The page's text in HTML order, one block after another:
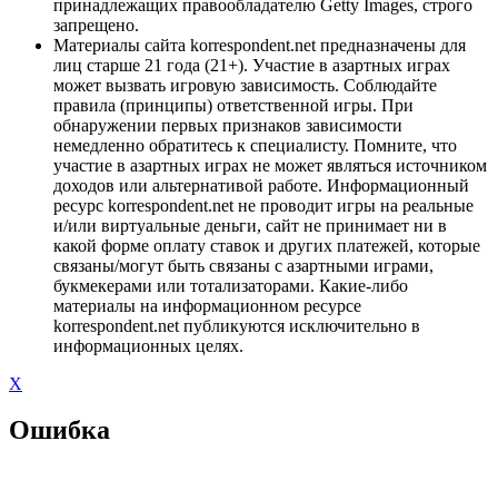
принадлежащих правообладателю Getty Images, строго
запрещено.
Материалы сайта korrespondent.net предназначены для
лиц старше 21 года (21+). Участие в азартных играх
может вызвать игровую зависимость. Соблюдайте
правила (принципы) ответственной игры. При
обнаружении первых признаков зависимости
немедленно обратитесь к специалисту. Помните, что
участие в азартных играх не может являться источником
доходов или альтернативой работе. Информационный
ресурс korrespondent.net не проводит игры на реальные
и/или виртуальные деньги, сайт не принимает ни в
какой форме оплату ставок и других платежей, которые
связаны/могут быть связаны с азартными играми,
букмекерами или тотализаторами. Какие-либо
материалы на информационном ресурсе
korrespondent.net публикуются исключительно в
информационных целях.
X
Ошибка